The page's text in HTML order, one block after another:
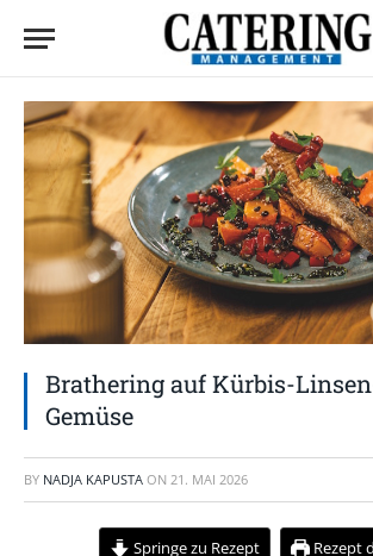
Brathering auf Kürbis-
Gemüse
BY NADJA KAPUSTA ON 21. MAI 2026
Springe zu Rezept Rezept